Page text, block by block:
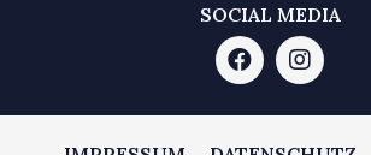
SOCIAL MEDIA